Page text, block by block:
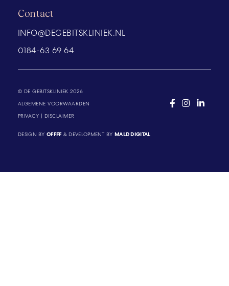
Contact
INFO@DEGEBITSKLINIEK.NL
0184-63 69 64
© DE GEBITSKLINIEK 2026
ALGEMENE VOORWAARDEN
PRIVACY | DISCLAIMER
DESIGN BY OFFFF& DEVELOPMENT BY MALD DIGITAL